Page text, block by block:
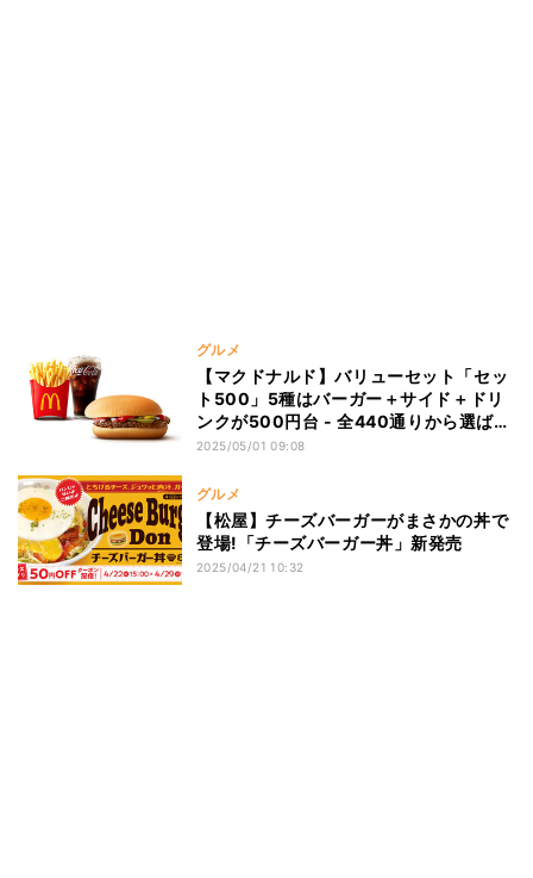
グルメ
【マクドナルド】バリューセット「セッ
ト500」5種はバーガー＋サイド＋ドリ
ンクが500円台 - 全440通りから選ばれ
た人気No.1の組み合わせは?
2025/05/01 09:08
グルメ
【松屋】チーズバーガーがまさかの丼で
登場!「チーズバーガー丼」新発売
2025/04/21 10:32